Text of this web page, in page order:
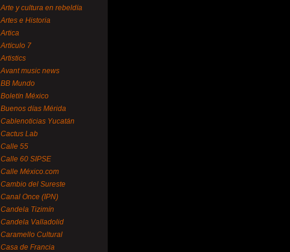
Arte y cultura en rebeldía
Artes e Historia
Artica
Artículo 7
Artistics
Avant music news
BB Mundo
Boletín México
Buenos días Mérida
Cablenoticias Yucatán
Cactus Lab
Calle 55
Calle 60 SIPSE
Calle México.com
Cambio del Sureste
Canal Once (IPN)
Candela Tizimín
Candela Valladolid
Caramello Cultural
Casa de Francia